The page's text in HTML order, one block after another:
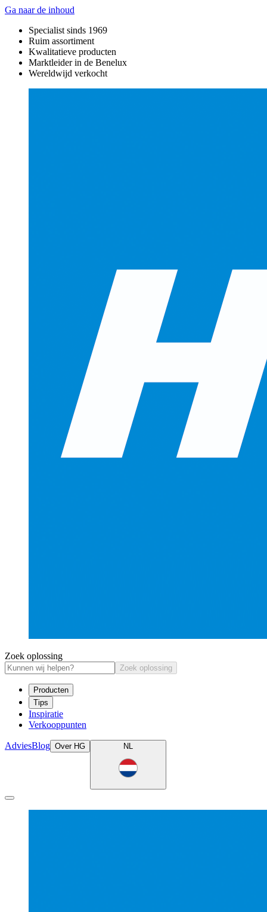
Ga naar de inhoud
Specialist sinds 1969
Ruim assortiment
Kwalitatieve producten
Marktleider in de Benelux
Wereldwijd verkocht
Zoek oplossing
Zoek oplossing
Producten
Tips
Inspiratie
Verkooppunten
AdviesBlog Over HG NL